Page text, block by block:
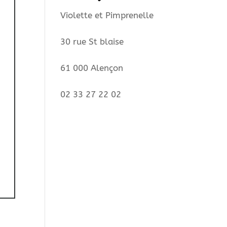
Violette et Pimprenelle
30 rue St blaise
61 000 Alençon
02 33 27 22 02